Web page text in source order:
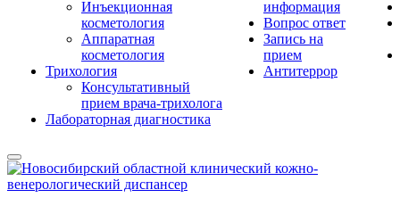
Инъекционная
косметология
Аппаратная
косметология
Трихология
Консультативный
прием врача-трихолога
Лабораторная диагностика
информация
Вопрос ответ
Запись на
прием
Антитеррор